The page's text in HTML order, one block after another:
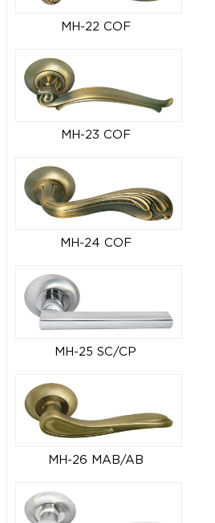
MH-22 COF
MH-23 COF
MH-24 COF
MH-25 SC/CP
MH-26 MAB/AB